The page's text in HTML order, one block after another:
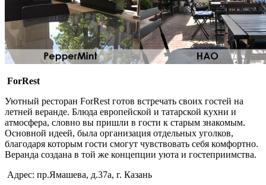
ForRest
Уютный ресторан ForRest готов встречать своих гостей на
летней веранде. Блюда европейской и татарской кухни и
атмосфера, словно вы пришли в гости к старым знакомым.
Основной идеей, была организация отдельных уголков,
благодаря которым гости смогут чувствовать себя комфортно.
Веранда создана в той же концепции уюта и гостеприимства.
Адрес: пр.Ямашева, д.37а, г. Казань